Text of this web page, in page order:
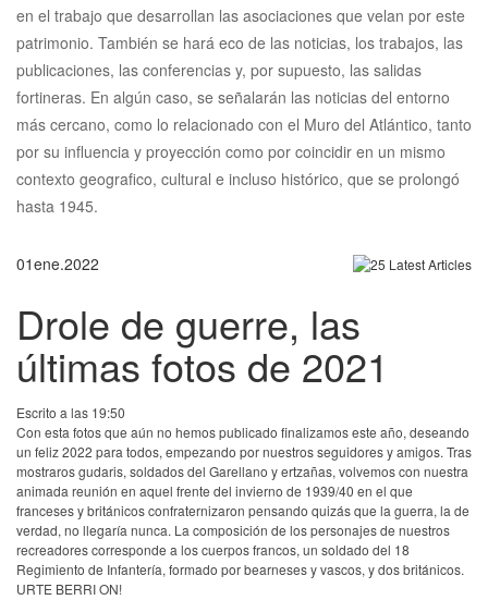
en el trabajo que desarrollan las asociaciones que velan por este
patrimonio. También se hará eco de las noticias, los trabajos, las
publicaciones, las conferencias y, por supuesto, las salidas
fortineras. En algún caso, se señalarán las noticias del entorno
más cercano, como lo relacionado con el Muro del Atlántico, tanto
por su influencia y proyección como por coincidir en un mismo
contexto geografico, cultural e incluso histórico, que se prolongó
hasta 1945.
01ene.2022
Drole de guerre, las
últimas fotos de 2021
Escrito a las 19:50
Con esta fotos que aún no hemos publicado finalizamos este año, deseando
un feliz 2022 para todos, empezando por nuestros seguidores y amigos. Tras
mostraros gudaris, soldados del Garellano y ertzañas, volvemos con nuestra
animada reunión en aquel frente del invierno de 1939/40 en el que
franceses y británicos confraternizaron pensando quizás que la guerra, la de
verdad, no llegaría nunca. La composición de los personajes de nuestros
recreadores corresponde a los cuerpos francos, un soldado del 18
Regimiento de Infantería, formado por bearneses y vascos, y dos británicos.
URTE BERRI ON!